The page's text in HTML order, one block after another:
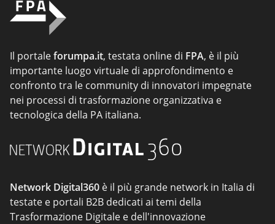
Il portaleforumpa.it, testata online di FPA, è il più
importante luogo virtuale di approfondimento e
confronto tra le community di innovatori impegnate
nei processi di trasformazione organizzativa e
tecnologica della PA italiana.
Network Digital360 è il più grande network in Italia di
testate e portali B2B dedicati ai temi della
Trasformazione Digitale e dell'innovazione